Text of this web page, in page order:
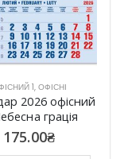
1, ОФІСНІ
2026 офісний
грація
175.00₴